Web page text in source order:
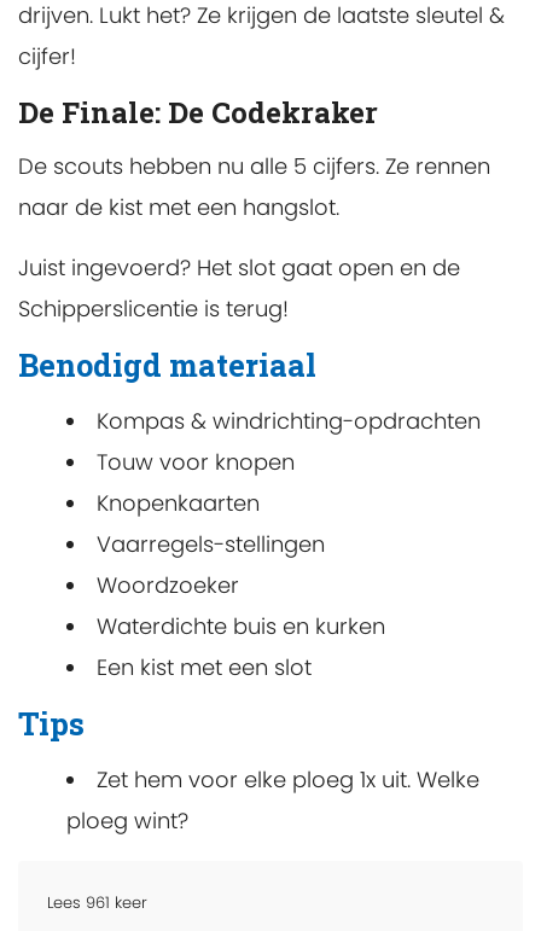
drijven. Lukt het? Ze krijgen de laatste sleutel &
cijfer!
De Finale: De Codekraker
De scouts hebben nu alle 5 cijfers. Ze rennen
naar de kist met een hangslot.
Juist ingevoerd? Het slot gaat open en de
Schipperslicentie is terug!
Benodigd materiaal
Kompas & windrichting-opdrachten
Touw voor knopen
Knopenkaarten
Vaarregels-stellingen
Woordzoeker
Waterdichte buis en kurken
Een kist met een slot
Tips
Zet hem voor elke ploeg 1x uit. Welke
ploeg wint?
Lees 961 keer